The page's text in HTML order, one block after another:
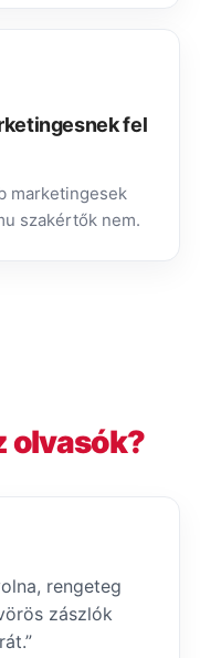
fel
marketingesek
szakértők nem.
olvasók?
rengeteg
zászlók